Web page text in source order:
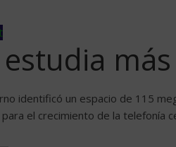
estudia
identificó un espacio de 115
el crecimiento de la telefonía